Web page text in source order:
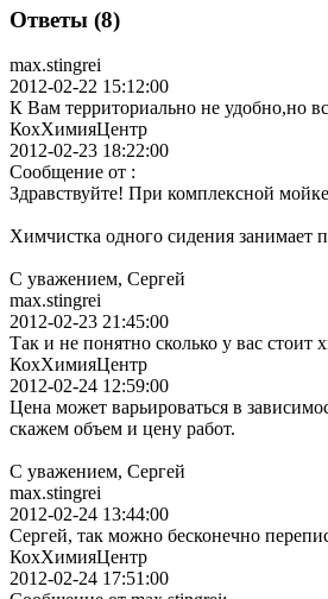
Ответы (8)
max.stingrei
2012-02-22 15:12:00
К Вам территориально не удобно,но
КохХимияЦентр
2012-02-23 18:22:00
Сообщение от :
Здравствуйте! При комплексной
Химчистка одного сидения занимает
С уважением, Сергей
max.stingrei
2012-02-23 21:45:00
Так и не понятно сколько у вас
КохХимияЦентр
2012-02-24 12:59:00
Цена может варьироваться в
скажем объем и цену работ.
С уважением, Сергей
max.stingrei
2012-02-24 13:44:00
Сергей, так можно бесконечно
КохХимияЦентр
2012-02-24 17:51:00